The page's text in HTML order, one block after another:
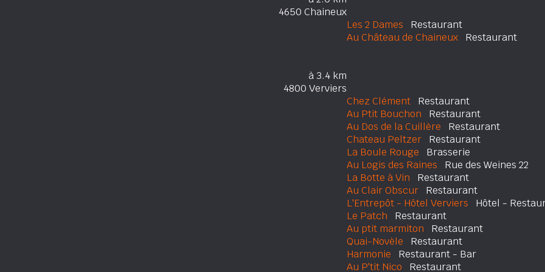
4650 Chaineux
Les 2 Dames Restaurant
Au Château de Chaineux Restaurant
à 3.4 km
4800 Verviers
Chez Clément Restaurant
Au Ptit Bouchon Restaurant
Au Dos de la Cuillère Restaurant
Chateau Peltzer Restaurant
La Boule Rouge Brasserie
Au Logis des Raines Rue des Weines 22
La Botte à Vin Restaurant
Au Clair Obscur Restaurant
L'Entrepôt - Hôtel Verviers Hôtel -
Le Patch Restaurant
Au ptit marmiton Restaurant
Quai-Novèle Restaurant
Harmonie Restaurant - Bar
Au P'tit Nico Restaurant